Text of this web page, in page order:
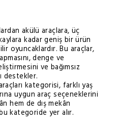
akülü araçlara, üç
kadar geniş bir ürün
oyuncaklardır. Bu araçlar,
denge ve
ve bağımsız
destekler.
kategorisi, farklı yaş
uygun araç seçeneklerini
hem de dış mekân
kategoride yer alır.